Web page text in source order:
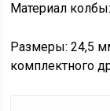
Материал
Размеры: 24,5
комплектного